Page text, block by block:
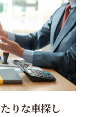
りな車探し